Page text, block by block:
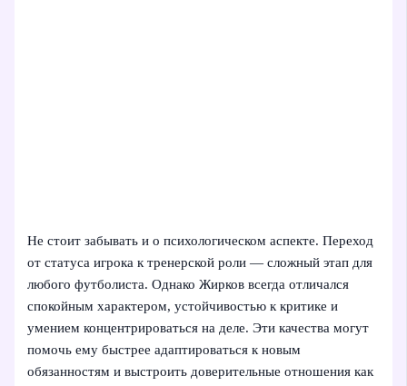
Не стоит забывать и о психологическом аспекте. Переход
от статуса игрока к тренерской роли — сложный этап для
любого футболиста. Однако Жирков всегда отличался
спокойным характером, устойчивостью к критике и
умением концентрироваться на деле. Эти качества могут
помочь ему быстрее адаптироваться к новым
обязанностям и выстроить доверительные отношения как